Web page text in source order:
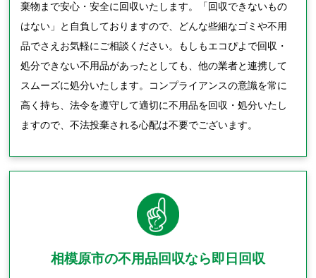
棄物まで安心・安全に回収いたします。「回収できないもの
はない」と自負しておりますので、どんな些細なゴミや不用
品でさえお気軽にご相談ください。もしもエコぴよで回収・
処分できない不用品があったとしても、他の業者と連携して
スムーズに処分いたします。コンプライアンスの意識を常に
高く持ち、法令を遵守して適切に不用品を回収・処分いたし
ますので、不法投棄される心配は不要でございます。
相模原市の不用品回収なら即日回収